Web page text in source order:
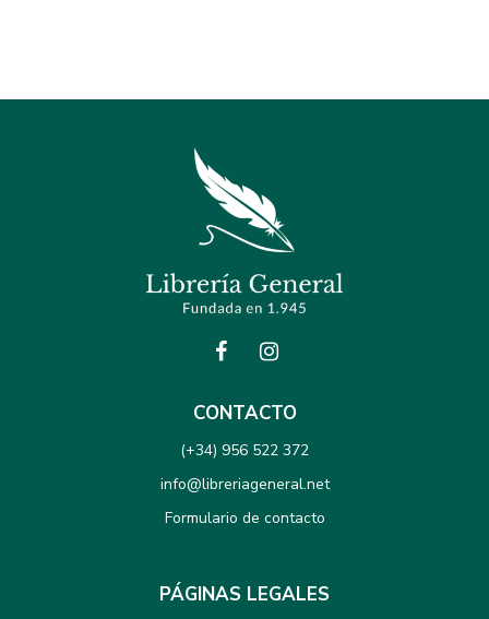
CONTACTO
(+34) 956 522 372
info@libreriageneral.net
Formulario de contacto
PÁGINAS LEGALES